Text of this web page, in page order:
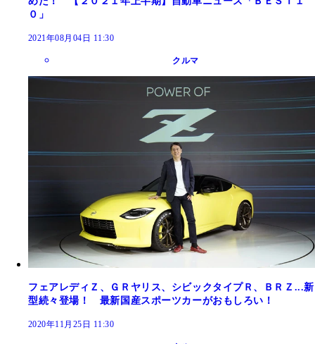
０」
2021年08月04日 11:30
クルマ
フェアレディＺ、ＧＲヤリス、シビックタイプＲ、ＢＲＺ...新
型続々登場！ 最新国産スポーツカーがおもしろい！
2020年11月25日 11:30